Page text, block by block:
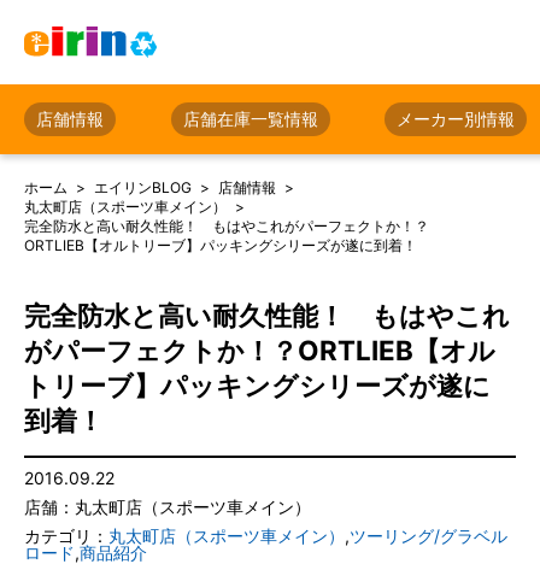
店舗情報 店舗在庫一覧情報 メーカー別情報
ホーム エイリンBLOG
店舗情報
丸太町店（スポーツ車メイン）
完全防水と高い耐久性能！ もはやこれがパーフェクトか！？
ORTLIEB【オルトリーブ】パッキングシリーズが遂に到着！
完全防水と高い耐久性能！ もはやこれ
がパーフェクトか！？ORTLIEB【オル
トリーブ】パッキングシリーズが遂に
到着！
2016.09.22
店舗：丸太町店（スポーツ車メイン）
カテゴリ： 丸太町店（スポーツ車メイン） ,ツーリング/グラベル
ロード,商品紹介